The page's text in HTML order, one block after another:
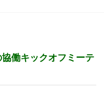
働キックオフミーテ